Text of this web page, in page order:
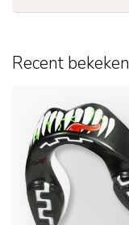
Recent bekeken